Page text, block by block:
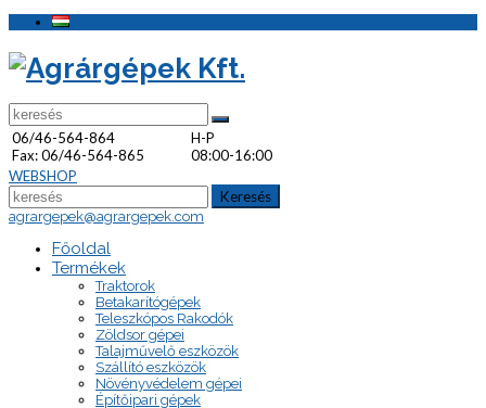
06/46-564-864
Fax: 06/46-564-865
H-P
08:00-16:00
WEBSHOP
Keresés
agrargepek@agrargepek.com
Főoldal
Termékek
Traktorok
Betakarítógépek
Teleszkópos Rakodók
Zöldsor gépei
Talajművelő eszközök
Szállító eszközök
Növényvédelem gépei
Építőipari gépek